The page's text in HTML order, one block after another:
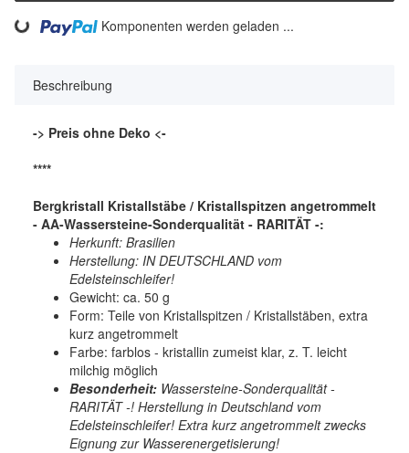
Komponenten werden geladen ...
Beschreibung
-> Preis ohne Deko <-
****
Bergkristall Kristallstäbe / Kristallspitzen angetrommelt
- AA-Wassersteine-Sonderqualität - RARITÄT -:
Herkunft: Brasilien
Herstellung: IN DEUTSCHLAND vom
Edelsteinschleifer!
Gewicht: ca. 50 g
Form: Teile von Kristallspitzen / Kristallstäben, extra
kurz angetrommelt
Farbe: farblos - kristallin zumeist klar, z. T. leicht
milchig möglich
Besonderheit: Wassersteine-Sonderqualität -
RARITÄT -! Herstellung in Deutschland vom
Edelsteinschleifer! Extra kurz angetrommelt zwecks
Eignung zur Wasserenergetisierung!